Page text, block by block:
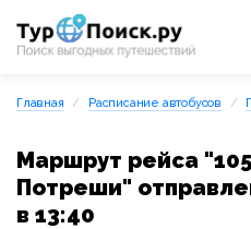
Главная Расписание автобусов
Маршрут рейса
Потреши"
в 13:40